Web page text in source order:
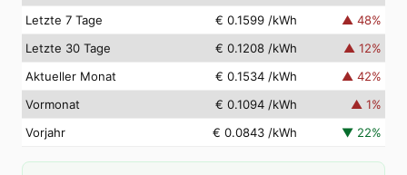
Letzte 7 Tage
€ 0.1599 /kWh ▲ 48%
Letzte 30 Tage
€ 0.1208 /kWh ▲ 12%
Aktueller Monat
€ 0.1534 /kWh ▲ 42%
Vormonat
€ 0.1094 /kWh ▲ 1%
Vorjahr
€ 0.0843 /kWh ▼ 22%